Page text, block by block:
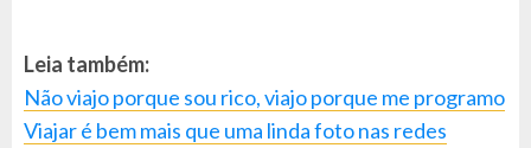
Leia também:
Não viajo porque sou rico, viajo porque me programo
Viajar é bem mais que uma linda foto nas redes